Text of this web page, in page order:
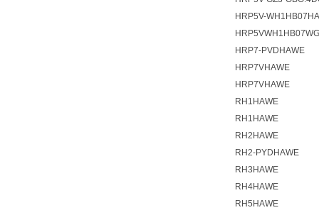
HRP5V-
HRP7-PVDHAWE
HRP7VHAWE
HRP7VHAWE
RH1HAWE
RH1HAWE
RH2HAWE
RH2-PYDHAWE
RH3HAWE
RH4HAWE
RH5HAWE